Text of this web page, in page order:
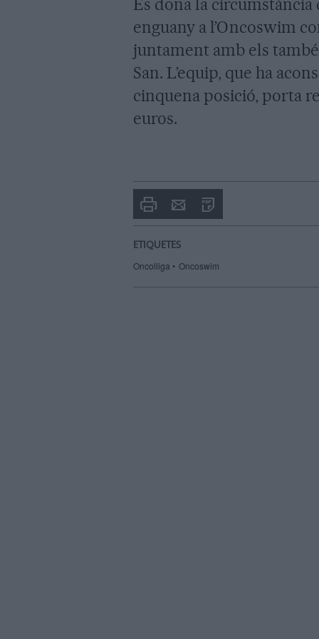
Es dona la
enguany a l’Oncoswim
juntament amb els
San. L’equip, que ha
cinquena posició, porta
euros.
Envia
un
ETIQUETES
Oncolliga Oncoswim